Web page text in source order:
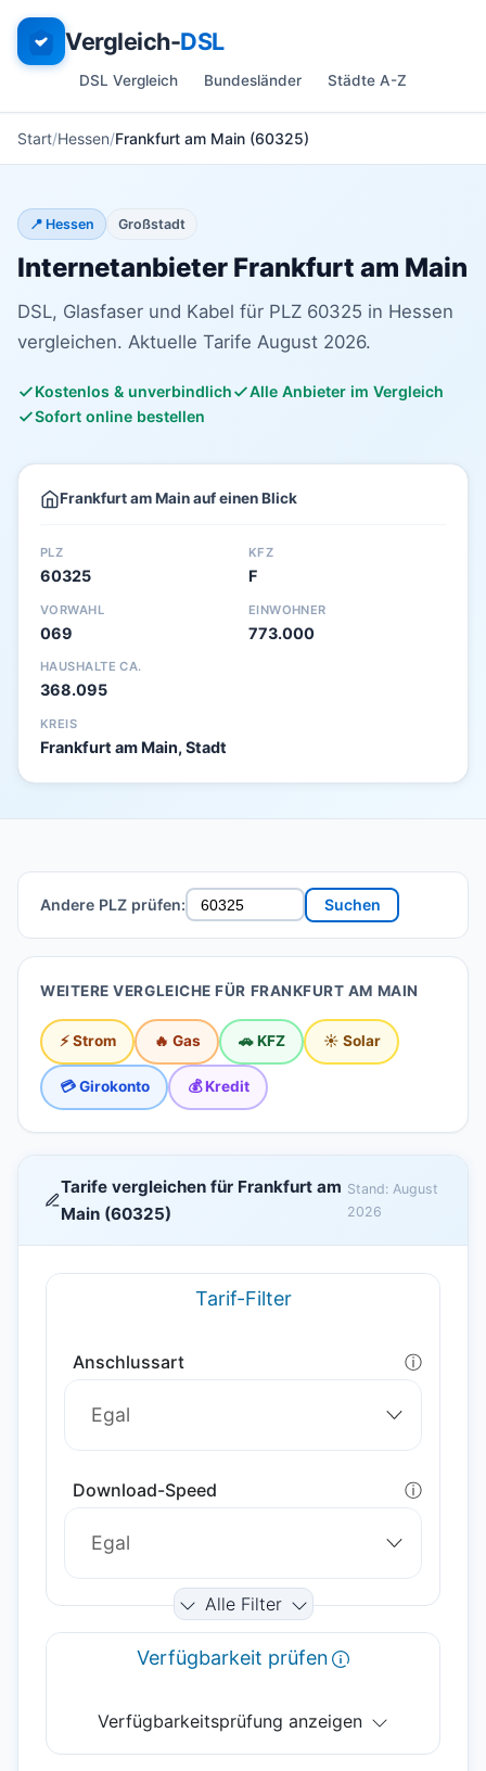
Vergleich-DSL
DSL Vergleich Bundesländer Städte A-Z
Start Hessen Frankfurt am Main (60325)
📍 Hessen Großstadt
Internetanbieter Frankfurt am Main
DSL, Glasfaser und Kabel für PLZ 60325 in Hessen
vergleichen. Aktuelle Tarife August 2026.
Kostenlos & unverbindlich
Alle Anbieter im Vergleich
Sofort online bestellen
Frankfurt am Main auf einen Blick
PLZ
60325
KFZ
F
VORWAHL
069
EINWOHNER
773.000
HAUSHALTE CA.
368.095
KREIS
Frankfurt am Main, Stadt
Andere PLZ prüfen: Suchen
WEITERE VERGLEICHE FÜR FRANKFURT AM MAIN
⚡ Strom 🔥 Gas 🚗 KFZ ☀️ Solar
💳 Girokonto 💰 Kredit
Tarife vergleichen für Frankfurt am
Main (60325)
Stand: August
2026